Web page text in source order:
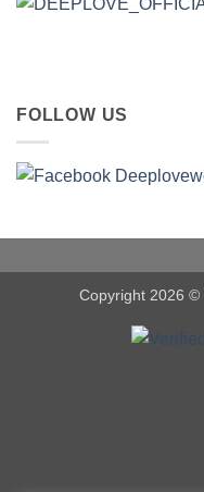
FOLLOW US
Copyright 2026 ©